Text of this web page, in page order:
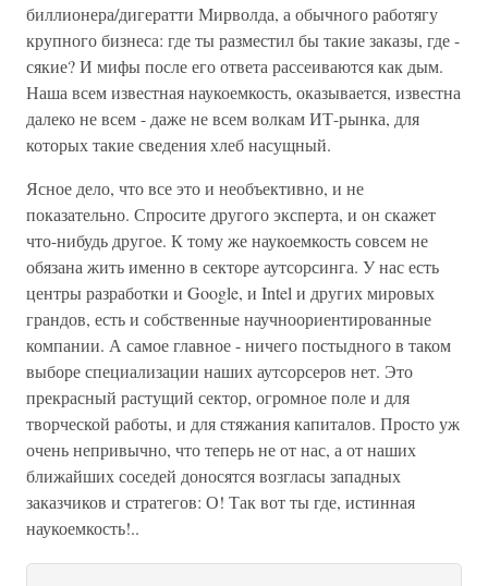
биллионера/дигератти Мирволда, а обычного работягу
крупного бизнеса: где ты разместил бы такие заказы, где -
сякие? И мифы после его ответа рассеиваются как дым.
Наша всем известная наукоемкость, оказывается, известна
далеко не всем - даже не всем волкам ИТ-рынка, для
которых такие сведения хлеб насущный.
Ясное дело, что все это и необъективно, и не
показательно. Спросите другого эксперта, и он скажет
что-нибудь другое. К тому же наукоемкость совсем не
обязана жить именно в секторе аутсорсинга. У нас есть
центры разработки и Google, и Intel и других мировых
грандов, есть и собственные научноориентированные
компании. А самое главное - ничего постыдного в таком
выборе специализации наших аутсорсеров нет. Это
прекрасный растущий сектор, огромное поле и для
творческой работы, и для стяжания капиталов. Просто уж
очень непривычно, что теперь не от нас, а от наших
ближайших соседей доносятся возгласы западных
заказчиков и стратегов: О! Так вот ты где, истинная
наукоемкость!..